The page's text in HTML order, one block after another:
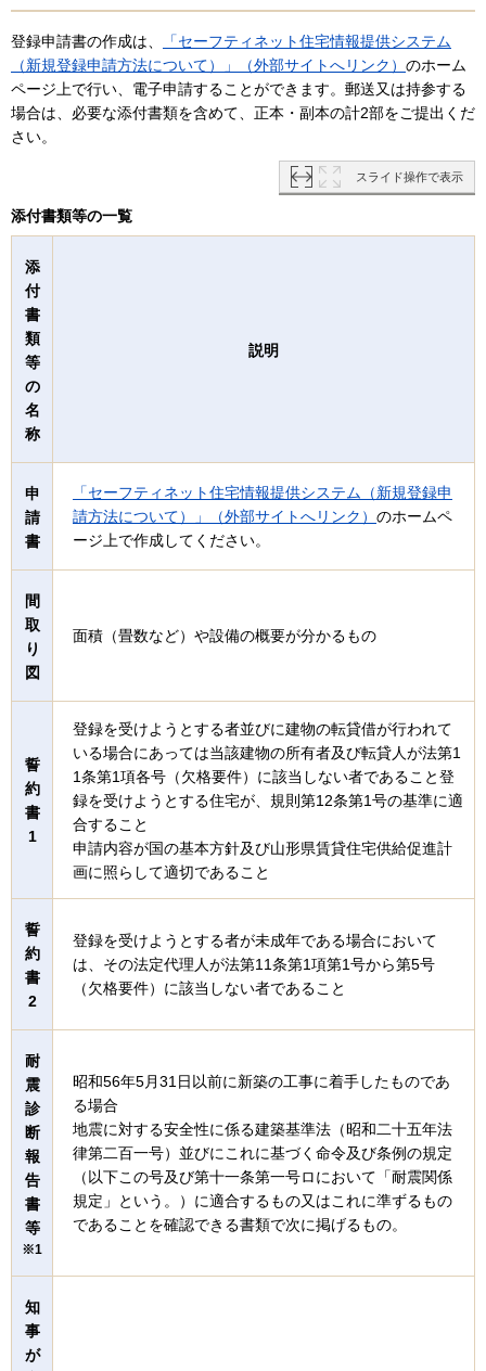
登録申請書の作成は、
「セーフティネット住宅情報提供システム
（新規登録申請方法について）」（外部サイトへリンク） のホーム
ページ上で行い、電子申請することができます。郵送又は持参する
場合は、必要な添付書類を含めて、正本・副本の計2部をご提出くだ
さい。
スライド操作で表示
添付書類等の一覧
添
付
書
類
等
の
名
称
説明
申
請
書
「セーフティネット住宅情報提供システム（新規登録申
請方法について）」（外部サイトへリンク） のホームペ
ージ上で作成してください。
間
取
り
図
面積（畳数など）や設備の概要が分かるもの
誓
約
書
1
登録を受けようとする者並びに建物の転貸借が行われて
いる場合にあっては当該建物の所有者及び転貸人が法第1
1条第1項各号（欠格要件）に該当しない者であること登
録を受けようとする住宅が、規則第12条第1号の基準に適
合すること
申請内容が国の基本方針及び山形県賃貸住宅供給促進計
画に照らして適切であること
誓
約
書
2
登録を受けようとする者が未成年である場合において
は、その法定代理人が法第11条第1項第1号から第5号
（欠格要件）に該当しない者であること
耐
震
診
断
報
告
書
等
※1
昭和56年5月31日以前に新築の工事に着手したものであ
る場合
地震に対する安全性に係る建築基準法（昭和二十五年法
律第二百一号）並びにこれに基づく命令及び条例の規定
（以下この号及び第十一条第一号ロにおいて「耐震関係
規定」という。）に適合するもの又はこれに準ずるもの
であることを確認できる書類で次に掲げるもの。
知
事
が